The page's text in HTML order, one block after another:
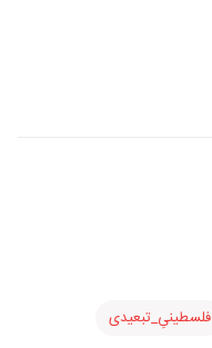
فلسطینیِ_تبعیدی